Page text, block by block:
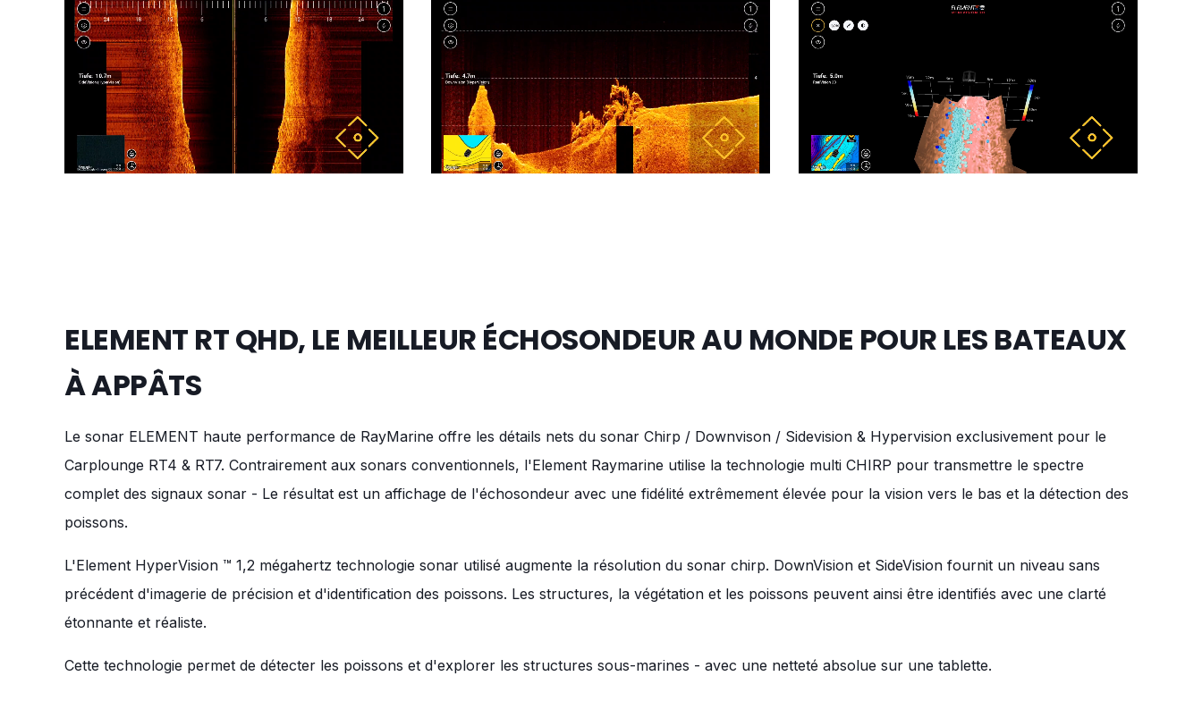
ELEMENT RT QHD, LE MEILLEUR ÉCHOSONDEUR AU MONDE POUR LES BATEAUX
À APPÂTS
Le sonar ELEMENT haute performance de RayMarine offre les détails nets du sonar Chirp / Downvison / Sidevision & Hypervision exclusivement pour le
Carplounge RT4 & RT7. Contrairement aux sonars conventionnels, l'Element Raymarine utilise la technologie multi CHIRP pour transmettre le spectre
complet des signaux sonar - Le résultat est un affichage de l'échosondeur avec une fidélité extrêmement élevée pour la vision vers le bas et la détection des
poissons.
L'Element HyperVision ™ 1,2 mégahertz technologie sonar utilisé augmente la résolution du sonar chirp. DownVision et SideVision fournit un niveau sans
précédent d'imagerie de précision et d'identification des poissons. Les structures, la végétation et les poissons peuvent ainsi être identifiés avec une clarté
étonnante et réaliste.
Cette technologie permet de détecter les poissons et d'explorer les structures sous-marines - avec une netteté absolue sur une tablette.